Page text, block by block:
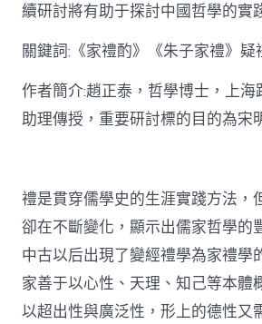
續研討將有助于探討中國哲學的實
關鍵詞:《家禮酌》《朱子家禮》疑
作者簡介:趙正泰，哲學博士，上
助理傳授，重要研討標的目的為宋
禮是貫穿儒學史的生涯實踐方法，
卻在不斷變化，顯示出儒家哲學的
中古以后出現了變經禮學為家禮學
家善于以心性、天理、知己等本體
以超出性與廣泛性，形上的德性又